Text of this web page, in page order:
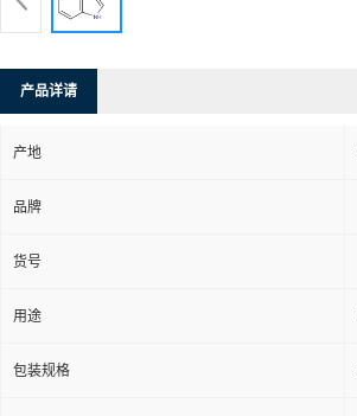
产品详请
产地
品牌
货号
用途
包装规格